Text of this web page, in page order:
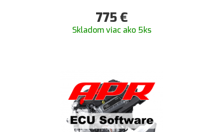
775€
Skladom viac ako 5ks